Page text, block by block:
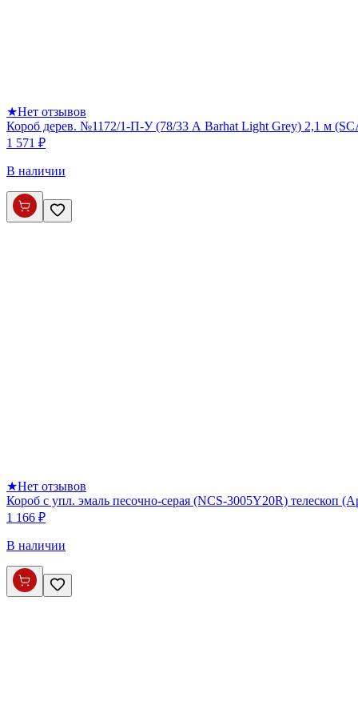
★Нет отзывов
Короб дерев. №1172/1-П-У (78/33 А Barhat Light Grey) 2,1 м
1 571 ₽
В наличии
★Нет отзывов
Короб с упл. эмаль песочно-серая (NCS-3005Y20R) телескоп
1 166 ₽
В наличии